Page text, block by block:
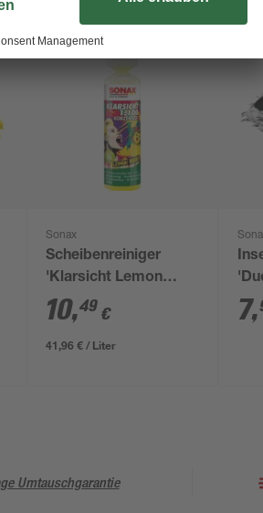
Sonax
Scheibenreiniger
'Klarsicht Lemon
Rocks' 1:100
Konzentrat 250 ml
10,49 €
41,96 € / Liter
7,
Umtauschgarantie